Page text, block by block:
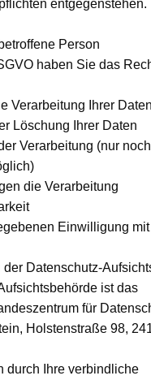
entgegenstehen.
Person
haben Sie das
Verarbeitung Ihrer Daten
Löschung Ihrer Daten
Verarbeitung (nur noch
die Verarbeitung
Einwilligung
Datenschutz-
ist das
für
Holstenstraße 98,
durch Ihre verbindliche